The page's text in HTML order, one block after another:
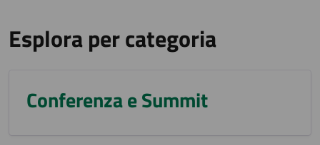
Esplora per categoria
Conferenza e Summit